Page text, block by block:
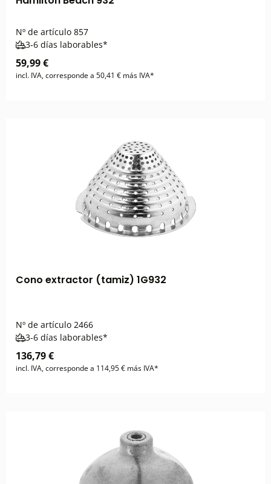
Nº de artículo 857
3-6 días laborables*
59,99 €
incl. IVA, corresponde a 50,41 € más IVA*
Cono extractor (tamiz) 1G932
Nº de artículo 2466
3-6 días laborables*
136,79 €
incl. IVA, corresponde a 114,95 € más IVA*